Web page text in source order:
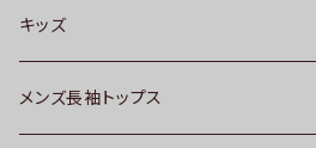
キッズ
メンズ長袖トップス